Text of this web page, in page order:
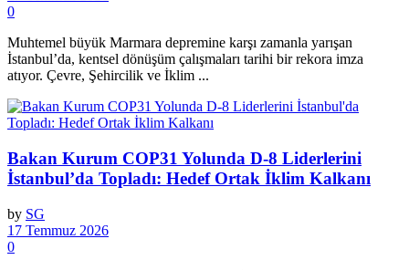
0
Muhtemel büyük Marmara depremine karşı zamanla yarışan
İstanbul’da, kentsel dönüşüm çalışmaları tarihi bir rekora imza
atıyor. Çevre, Şehircilik ve İklim ...
Bakan Kurum COP31 Yolunda D-8 Liderlerini
İstanbul’da Topladı: Hedef Ortak İklim Kalkanı
by SG
17 Temmuz 2026
0